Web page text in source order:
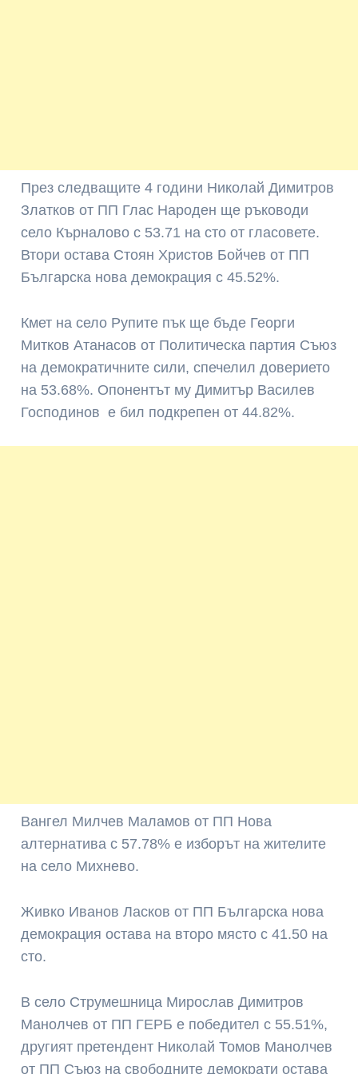
През следващите 4 години Николай Димитров
Златков от ПП Глас Народен ще ръководи
село Кърналово с 53.71 на сто от гласовете.
Втори остава Стоян Христов Бойчев от ПП
Българска нова демокрация с 45.52%.
Кмет на село Рупите пък ще бъде Георги
Митков Атанасов от Политическа партия Съюз
на демократичните сили, спечелил доверието
на 53.68%. Опонентът му Димитър Василев
Господинов е бил подкрепен от 44.82%.
Вангел Милчев Маламов от ПП Нова
алтернатива с 57.78% е изборът на жителите
на село Михнево.
Живко Иванов Ласков от ПП Българска нова
демокрация остава на второ място с 41.50 на
сто.
В село Струмешница Мирослав Димитров
Манолчев от ПП ГЕРБ е победител с 55.51%,
другият претендент Николай Томов Манолчев
от ПП Съюз на свободните демократи остава